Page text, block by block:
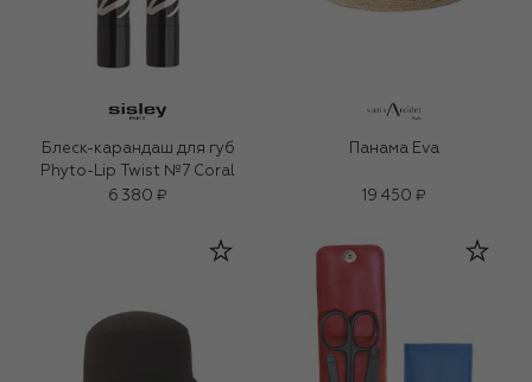
Блеск-карандаш для губ
Phyto-Lip Twist №7 Coral
6 380 ₽
Панама Eva
19 450 ₽